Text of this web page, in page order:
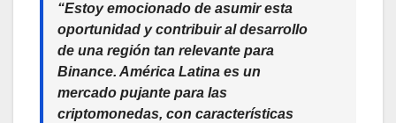
“Estoy emocionado de asumir esta
oportunidad y contribuir al desarrollo
de una región tan relevante para
Binance. América Latina es un
mercado pujante para las
criptomonedas, con características